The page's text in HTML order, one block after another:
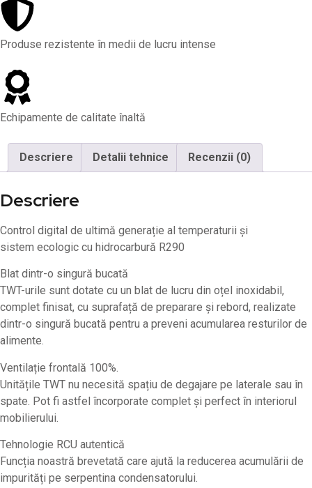
Produse rezistente în medii de lucru intense
Echipamente de calitate înaltă
Descriere Detalii tehnice Recenzii (0)
Descriere
Control digital de ultimă generație al temperaturii și
sistem ecologic cu hidrocarbură R290
Blat dintr-o singură bucată
TWT-urile sunt dotate cu un blat de lucru din oțel inoxidabil,
complet finisat, cu suprafață de preparare și rebord, realizate
dintr-o singură bucată pentru a preveni acumularea resturilor de
alimente.
Ventilație frontală 100%.
Unitățile TWT nu necesită spațiu de degajare pe laterale sau în
spate. Pot fi astfel încorporate complet și perfect în interiorul
mobilierului.
Tehnologie RCU autentică
Funcția noastră brevetată care ajută la reducerea acumulării de
impurități pe serpentina condensatorului.